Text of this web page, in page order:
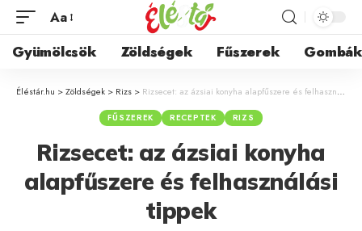
Aa
Gyümölcsök Zöldségek Fűszerek Gombák
Éléstár.hu >Zöldségek > Rizs > Rizsecet: az ázsiai konyha alapfűszere és felhasználási tippek
FŰSZEREK RECEPTEK RIZS
Rizsecet: az ázsiai konyha
alapfűszere és felhasználási
tippek